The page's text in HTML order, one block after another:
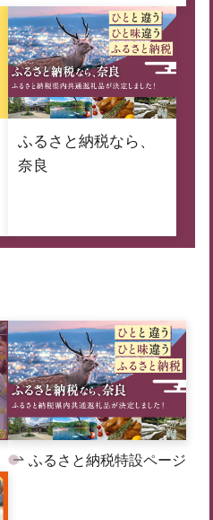
ふるさと納税なら、
奈良
ふるさと納税特設ページ